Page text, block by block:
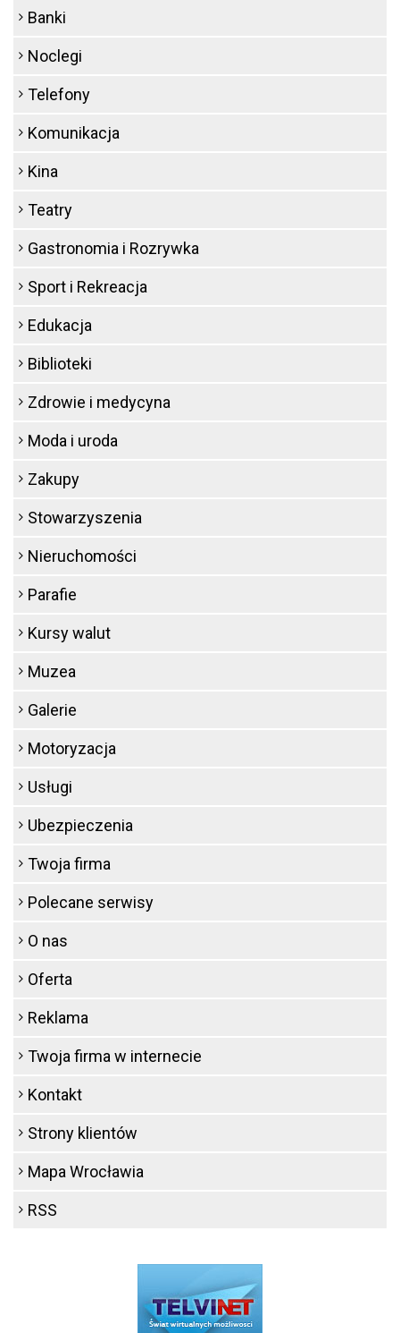
Banki
Noclegi
Telefony
Komunikacja
Kina
Teatry
Gastronomia i Rozrywka
Sport i Rekreacja
Edukacja
Biblioteki
Zdrowie i medycyna
Moda i uroda
Zakupy
Stowarzyszenia
Nieruchomości
Parafie
Kursy walut
Muzea
Galerie
Motoryzacja
Usługi
Ubezpieczenia
Twoja firma
Polecane serwisy
O nas
Oferta
Reklama
Twoja firma w internecie
Kontakt
Strony klientów
Mapa Wrocławia
RSS